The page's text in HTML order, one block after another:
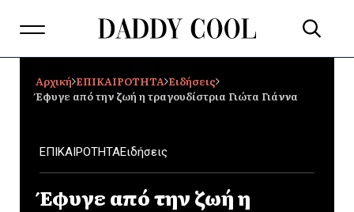
Αρχική ΕΠΙΚΑΙΡΟΤΗΤΑ Ειδήσεις
Έφυγε από την ζωή η τραγουδίστρια Γιώτα Γιάννα
ΕΠΙΚΑΙΡΟΤΗΤΑΕιδήσεις
Έφυγε από την ζωή η